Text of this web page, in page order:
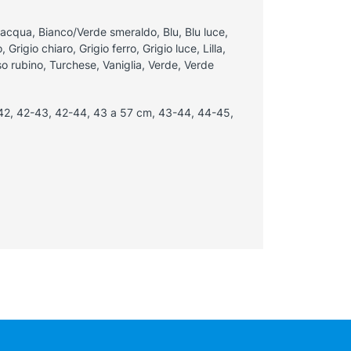
Bianco/Verde smeraldo, Blu, Blu luce,
Grigio chiaro, Grigio ferro, Grigio luce, Lilla,
rubino, Turchese, Vaniglia, Verde, Verde
42-43, 42-44, 43 a 57 cm, 43-44, 44-45,